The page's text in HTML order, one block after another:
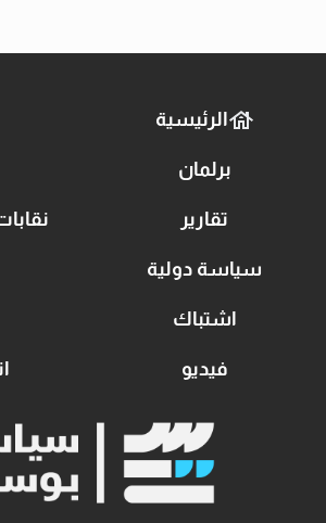
الرئيسية
برلمان
تقارير
سياسة دولية
اشتباك
فيديو